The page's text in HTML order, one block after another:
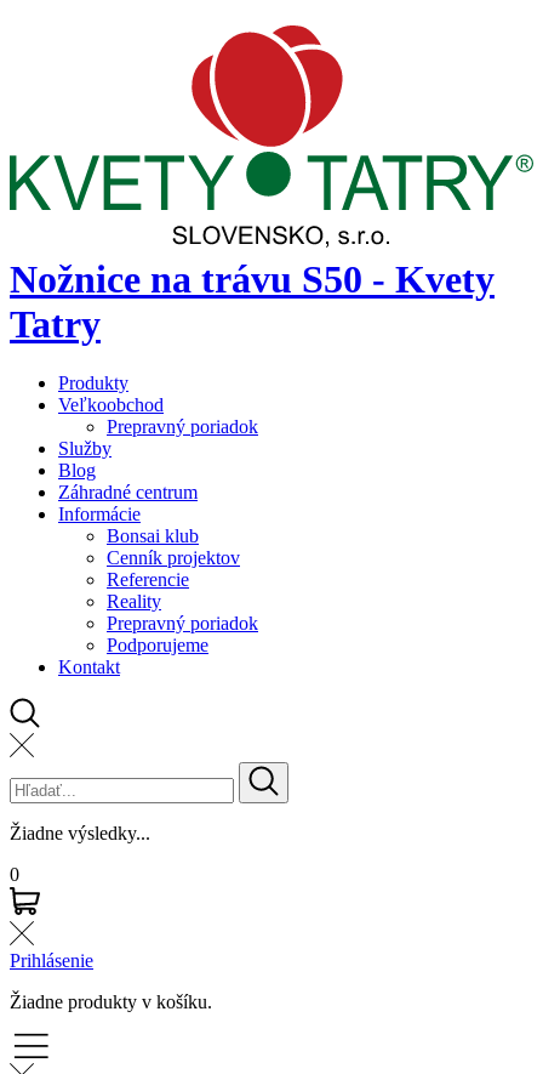
Nožnice na trávu S50 - Kvety
Tatry
Produkty
Veľkoobchod
Prepravný poriadok
Služby
Blog
Záhradné centrum
Informácie
Bonsai klub
Cenník projektov
Referencie
Reality
Prepravný poriadok
Podporujeme
Kontakt
Žiadne výsledky...
0
Prihlásenie
Žiadne produkty v košíku.